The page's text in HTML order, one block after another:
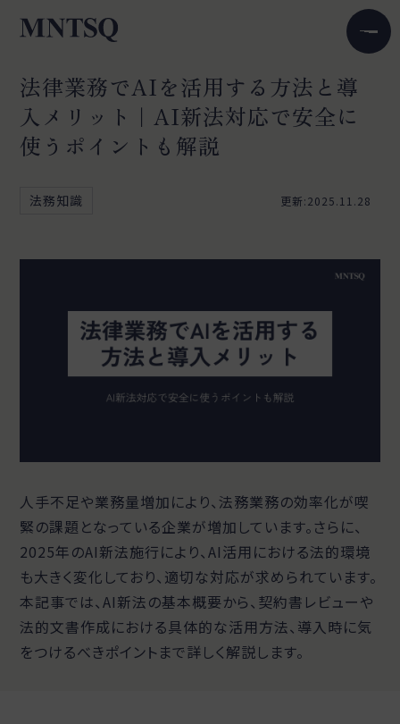
法律業務でAIを活用する方法と導
入メリット｜AI新法対応で安全に
使うポイントも解説
法務知識 更新:2025.11.28
人手不足や業務量増加により、法務業務の効率化が喫
緊の課題となっている企業が増加しています。さらに、
2025年のAI新法施行により、AI活用における法的環境
も大きく変化しており、適切な対応が求められています。
本記事では、AI新法の基本概要から、契約書レビューや
法的文書作成における具体的な活用方法、導入時に気
をつけるべきポイントまで詳しく解説します。